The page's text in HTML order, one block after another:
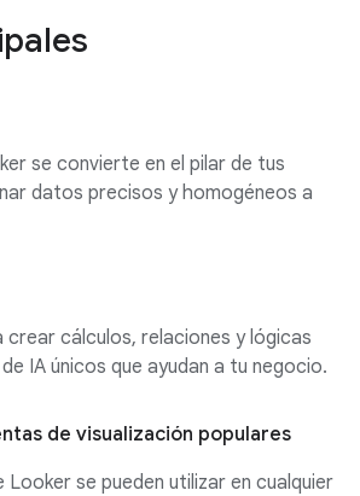
se convierte en el pilar de tus
datos precisos y homogéneos a
cálculos, relaciones y lógicas
IA únicos que ayudan a tu negocio.
de visualización populares
se pueden utilizar en cualquier